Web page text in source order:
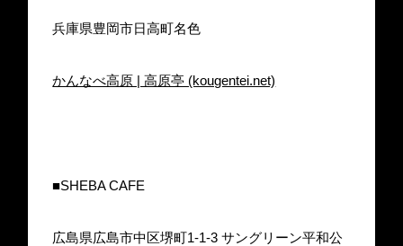
兵庫県豊岡市日高町名色
かんなべ高原 | 高原亭 (kougentei.net)
■SHEBA CAFE
広島県広島市中区堺町1-1-3 サングリーン平和公